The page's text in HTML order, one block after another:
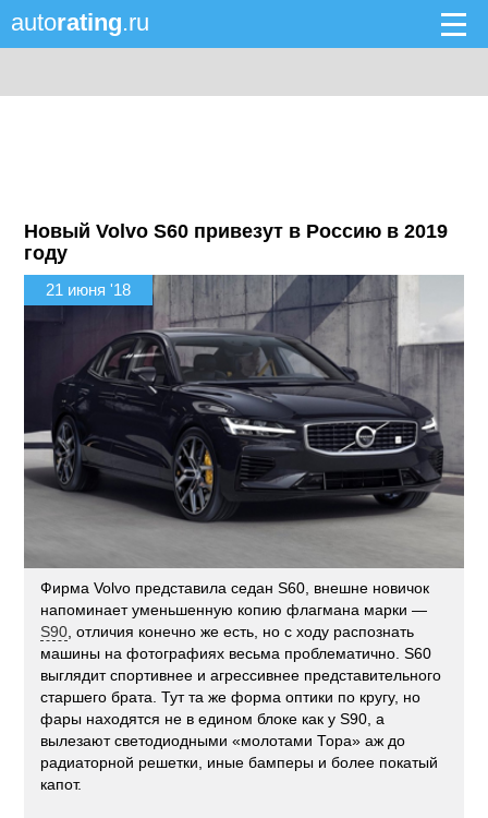
autorating.ru
Новый Volvo S60 привезут в Россию в 2019
году
21 июня '18
Фирма Volvo представила седан S60, внешне новичок
напоминает уменьшенную копию флагмана марки —
S90 , отличия конечно же есть, но с ходу распознать
машины на фотографиях весьма проблематично. S60
выглядит спортивнее и агрессивнее представительного
старшего брата. Тут та же форма оптики по кругу, но
фары находятся не в едином блоке как у S90, а
вылезают светодиодными «молотами Тора» аж до
радиаторной решетки, иные бамперы и более покатый
капот.